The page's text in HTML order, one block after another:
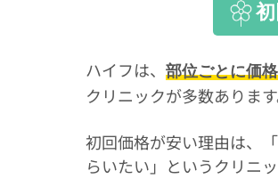
ハイフは、部位ごとに価
クリニックが多数あります
初回価格が安い理由は、
らいたい」というクリニ